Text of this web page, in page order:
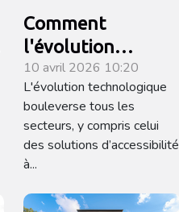
Comment
l'évolution
technologique
influence-t-elle les
monte-escaliers
modernes ?
10 avril 2026 10:20
L'évolution technologique
bouleverse tous les
secteurs, y compris celui
des solutions d’accessibilité
à...